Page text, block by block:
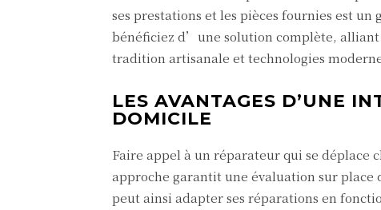
ses prestations et les pièces fournies est
bénéficiez d’une solution complète,
tradition artisanale et technologies
LES AVANTAGES D’UNE
DOMICILE
Faire appel à un réparateur qui se déplace
approche garantit une évaluation sur
peut ainsi adapter ses réparations en